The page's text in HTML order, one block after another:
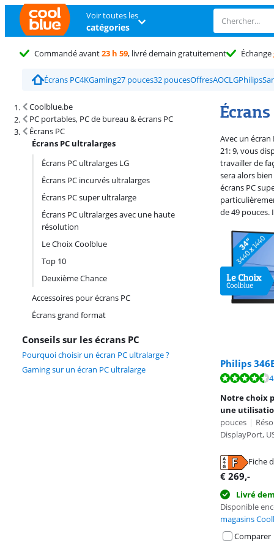
Voir toutes les
catégories
Commandé avant23 h 59, livré demain gratuitement Échange
Écrans PC4KGaming27 pouces32 poucesOffresAOCLGPhilips
Coolblue.be
PC portables, PC de bureau & écrans PC
Écrans PC
Écrans PC ultralarges
Écrans PC ultralarges LG
Écrans PC incurvés ultralarges
Écrans PC super ultralarge
Écrans PC ultralarges avec une haute
résolution
Le Choix Coolblue
Top 10
Deuxième Chance
Accessoires pour écrans PC
Écrans grand format
Conseils sur les écrans PC
Pourquoi choisir un écran PC ultralarge ?
Gaming sur un écran PC ultralarge
Résultats de recherche et tri
Avec un
21: 9, vous
travailler de
sera alors
écrans PC
de 49 pouces.
Philips
La note est de
Notre choix
une
pouces |
DisplayPort,
Fiche
s'ouvre dans
€ 269,-
Livré
Disponible
magasins
Comparer
La note est de
s'ouvre dans